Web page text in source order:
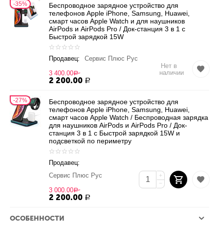
35%
Беспроводное зарядное устройство для
телефонов Apple iPhone, Samsung, Huawei,
смарт часов Apple Watch и для наушников
AirPods и AirPods Pro / Док-станция 3 в 1 с
Быстрой зарядкой 15W
Продавец:
Сервис Плюс Рус
3 400.00Р
2 200.00 Р
Нет в
наличии
27%
Беспроводное зарядное устройство для
телефонов Apple iPhone, Samsung, Huawei,
смарт часов Apple Watch / Беспроводная зарядка
для наушников AirPods и AirPods Pro / Док-
станция 3 в 1 с Быстрой зарядкой 15W и
подсветкой по периметру
Продавец:
Сервис Плюс Рус
3 000.00Р
2 200.00 Р
+
−
ОСОБЕННОСТИ